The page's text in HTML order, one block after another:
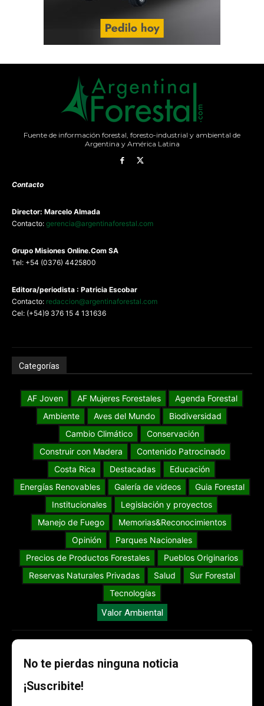
Fuente de información forestal, foresto-industrial y ambiental de
Argentina y América Latina
Contacto
Director: Marcelo Almada
Contacto: gerencia@argentinaforestal.com
Grupo Misiones Online.Com SA
Tel: +54 (0376) 4425800
Editora/periodista : Patricia Escobar
Contacto: redaccion@argentinaforestal.com
Cel: (+54)9 376 15 4 131636
Categorías
AF Joven AF Mujeres Forestales
Agenda Forestal
Ambiente
Aves del Mundo
Biodiversidad
Cambio Climático
Conservación
Construir con Madera
Contenido Patrocinado
Costa Rica
Destacadas
Educación
Energías Renovables
Galería de videos
Guia Forestal
Institucionales
Legislación y proyectos
Manejo de Fuego
Memorias&Reconocimientos
Opinión
Parques Nacionales
Precios de Productos Forestales
Pueblos Originarios
Reservas Naturales Privadas
Salud
Sur Forestal
Tecnologías
Valor Ambiental
No te pierdas ninguna noticia
¡Suscribite!